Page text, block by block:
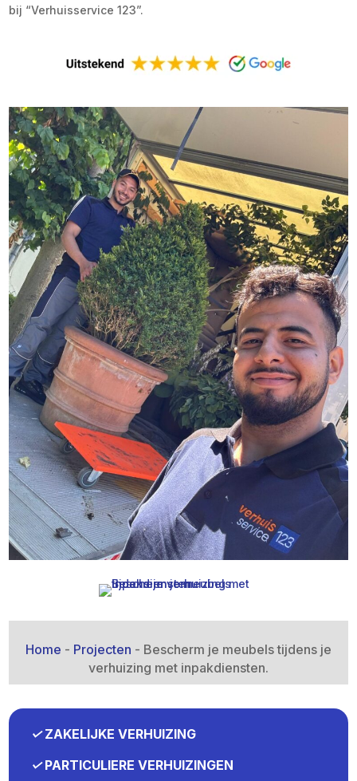
bij “Verhuisservice 123”.
Home - Projecten - Bescherm je meubels tijdens je
verhuizing met inpakdiensten.​
✓ZAKELIJKE VERHUIZING
✓PARTICULIERE VERHUIZINGEN